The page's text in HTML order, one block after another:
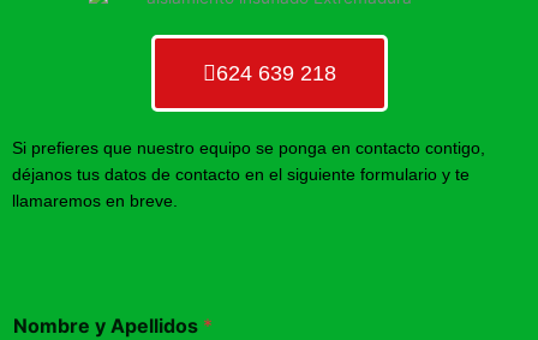
624 639 218
Si prefieres que nuestro equipo se ponga en contacto contigo,
déjanos tus datos de contacto en el siguiente formulario y te
llamaremos en breve.
Nombre y Apellidos *